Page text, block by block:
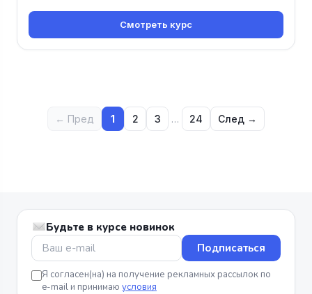
Смотреть курс
← Пред 1 2 3 … 24 След →
Будьте в курсе новинок
Подписаться
Я согласен(на) на получение рекламных рассылок по
e-mail и принимаю условия